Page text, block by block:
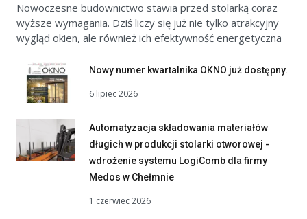
Nowoczesne budownictwo stawia przed stolarką coraz
wyższe wymagania. Dziś liczy się już nie tylko atrakcyjny
wygląd okien, ale również ich efektywność energetyczna
Nowy numer kwartalnika OKNO już dostępny.
6 lipiec 2026
Automatyzacja składowania materiałów
długich w produkcji stolarki otworowej -
wdrożenie systemu LogiComb dla firmy
Medos w Chełmnie
1 czerwiec 2026